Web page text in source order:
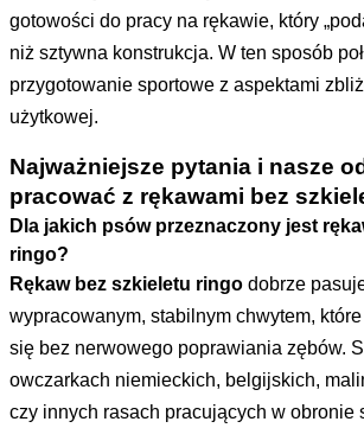
gotowości do pracy na rękawie, który
niż sztywna konstrukcja. W ten sposób
przygotowanie sportowe z aspektami
użytkowej.
Najważniejsze pytania i nasze
pracować z rękawami bez
Dla jakich psów przeznaczony jest
ringo?
Rękaw bez szkieletu ringo dobrze
wypracowanym, stabilnym chwytem,
się bez nerwowego poprawiania zębów.
owczarkach niemieckich, belgijskich,
czy innych rasach pracujących w obronie